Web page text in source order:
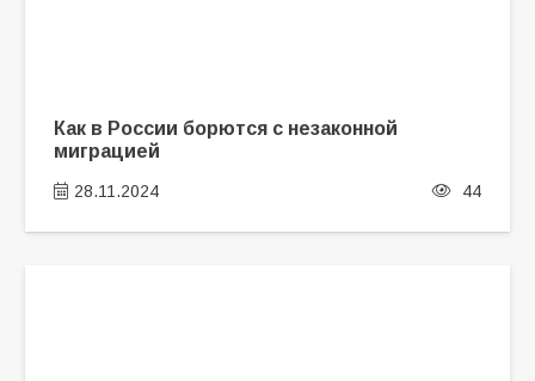
Как в России борются с незаконной
миграцией
28.11.2024 44